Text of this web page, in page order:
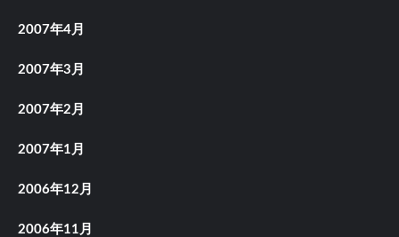
2007年4月
2007年3月
2007年2月
2007年1月
2006年12月
2006年11月